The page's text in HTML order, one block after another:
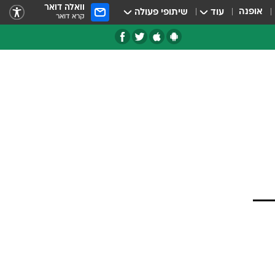
אופנה עוד שיתופי פעולה וואלה דואר
קרא דואר